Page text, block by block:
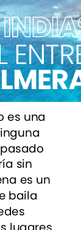
es una
pasado
sin
es un
baila